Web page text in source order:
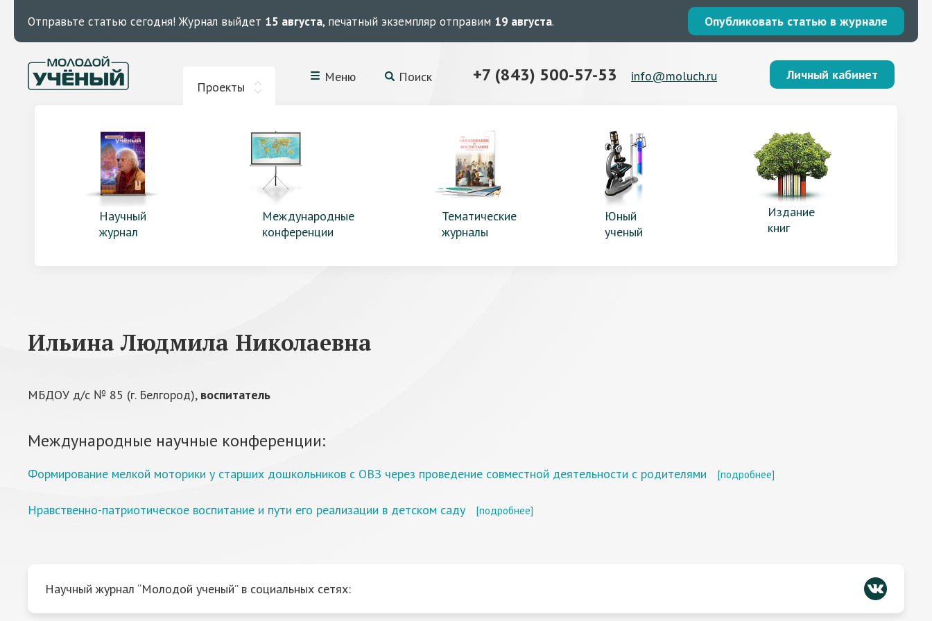
Отправьте статью сегодня! Журнал выйдет 15 августа, печатный экземпляр отправим 19 августа. Опубликовать статью в журнале
Проекты
Меню Поиск +7 (843) 500-57-53 info@moluch.ru Личный кабинет
Научный
журнал
Международные
конференции
Тематические
журналы
Юный
ученый
Издание
книг
Ильина Людмила Николаевна
МБДОУ д/с № 85 (г. Белгород), воспитатель
Международные научные конференции:
Формирование мелкой моторики у старших дошкольников с ОВЗ через проведение совместной деятельности с родителями [подробнее]
Нравственно-патриотическое воспитание и пути его реализации в детском саду [подробнее]
Научный журнал “Молодой ученый” в социальных сетях: